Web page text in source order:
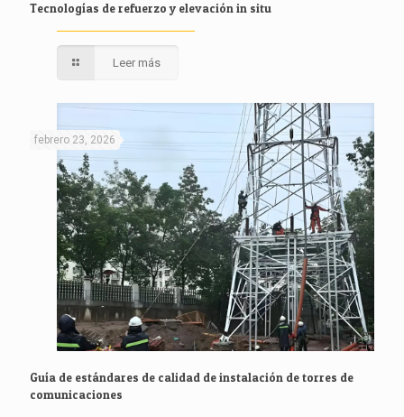
Tecnologías de refuerzo y elevación in situ
Leer más
febrero 23, 2026
Guía de estándares de calidad de instalación de torres de
comunicaciones